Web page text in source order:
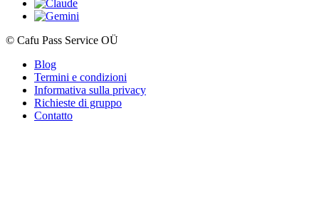
© Cafu Pass Service OÜ
Blog
Termini e condizioni
Informativa sulla privacy
Richieste di gruppo
Contatto